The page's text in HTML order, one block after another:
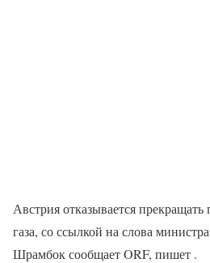
Австрия отказывается прекращать
газа, со ссылкой на слова
Шрамбок сообщает ORF, пишет .